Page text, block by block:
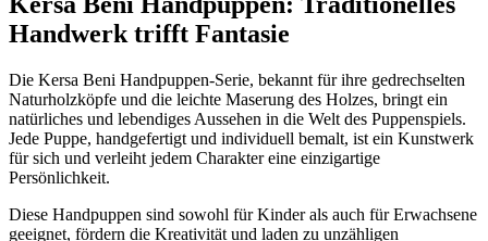
Handwerk trifft Fantasie
Die Kersa Beni Handpuppen-Serie, bekannt für ihre gedrechselten
Naturholzköpfe und die leichte Maserung des Holzes, bringt ein
natürliches und lebendiges Aussehen in die Welt des Puppenspiels.
Jede Puppe, handgefertigt und individuell bemalt, ist ein Kunstwerk
für sich und verleiht jedem Charakter eine einzigartige
Persönlichkeit.
Diese Handpuppen sind sowohl für Kinder als auch für Erwachsene
geeignet, fördern die Kreativität und laden zu unzähligen